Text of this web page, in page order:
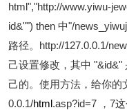
html","http://www.yiwu-
id&"") then 中"/
路径。http://127.0.0.1/
己设置修改，其中 "&id&"
己的。使用方法，给你的
0.0.1/html.asp?id=7 ，7